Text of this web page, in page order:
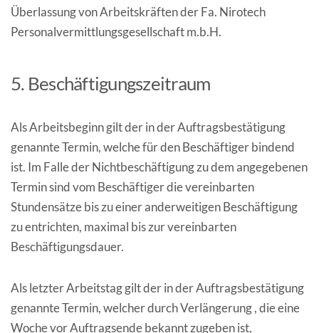
Überlassung von Arbeitskräften der Fa. Nirotech
Personalvermittlungsgesellschaft m.b.H.
5. Beschäftigungszeitraum
Als Arbeitsbeginn gilt der in der Auftragsbestätigung
genannte Termin, welche für den Beschäftiger bindend
ist. Im Falle der Nichtbeschäftigung zu dem angegebenen
Termin sind vom Beschäftiger die vereinbarten
Stundensätze bis zu einer anderweitigen Beschäftigung
zu entrichten, maximal bis zur vereinbarten
Beschäftigungsdauer.
Als letzter Arbeitstag gilt der in der Auftragsbestätigung
genannte Termin, welcher durch Verlängerung , die eine
Woche vor Auftragsende bekannt zugeben ist,